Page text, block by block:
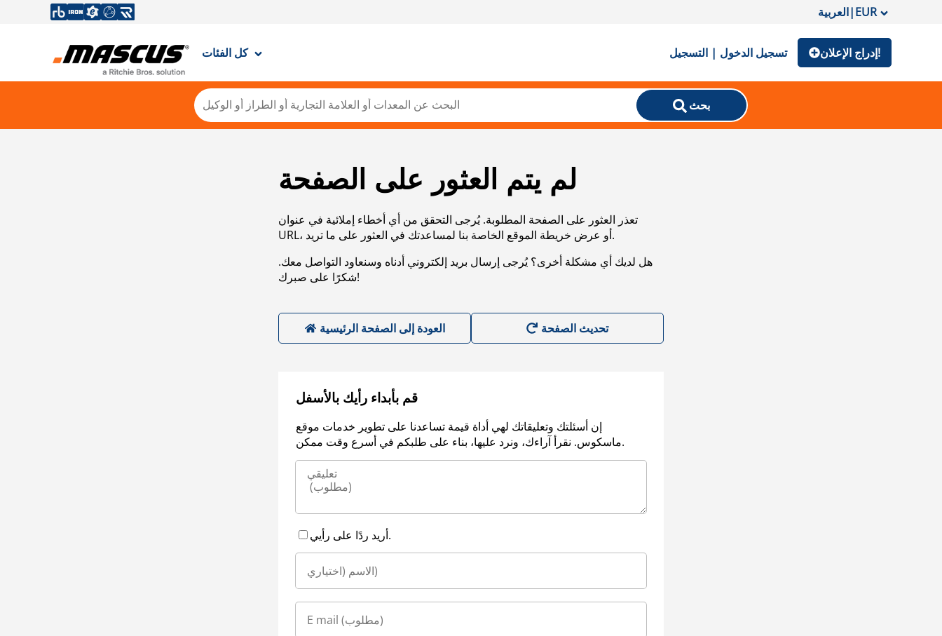
العربية|EUR
كل الفئات تسجيل الدخول | التسجيل إدراج الإعلان!
بحث
لم يتم العثور على الصفحة
تعذر العثور على الصفحة المطلوبة. يُرجى التحقق من أي أخطاء إملائية في عنوان
URL، أو عرض خريطة الموقع الخاصة بنا لمساعدتك في العثور على ما تريد.
هل لديك أي مشكلة أخرى؟ يُرجى إرسال بريد إلكتروني أدناه وسنعاود التواصل معك.
شكرًا على صبرك!
العودة إلى الصفحة الرئيسية
قم بأبداء رأيك بالأسفل
إن أسئلتك وتعليقاتك لهي أداة قيمة تساعدنا على تطوير خدمات موقع
ماسكوس. نقرأ آراءك، ونرد عليها، بناء على طلبكم في أسرع وقت ممكن.
أريد ردًا على رأيي.